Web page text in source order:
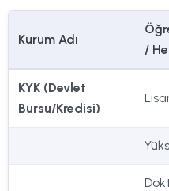
Kurum Adı
/
KYK (Devlet
Bursu/Kredisi)